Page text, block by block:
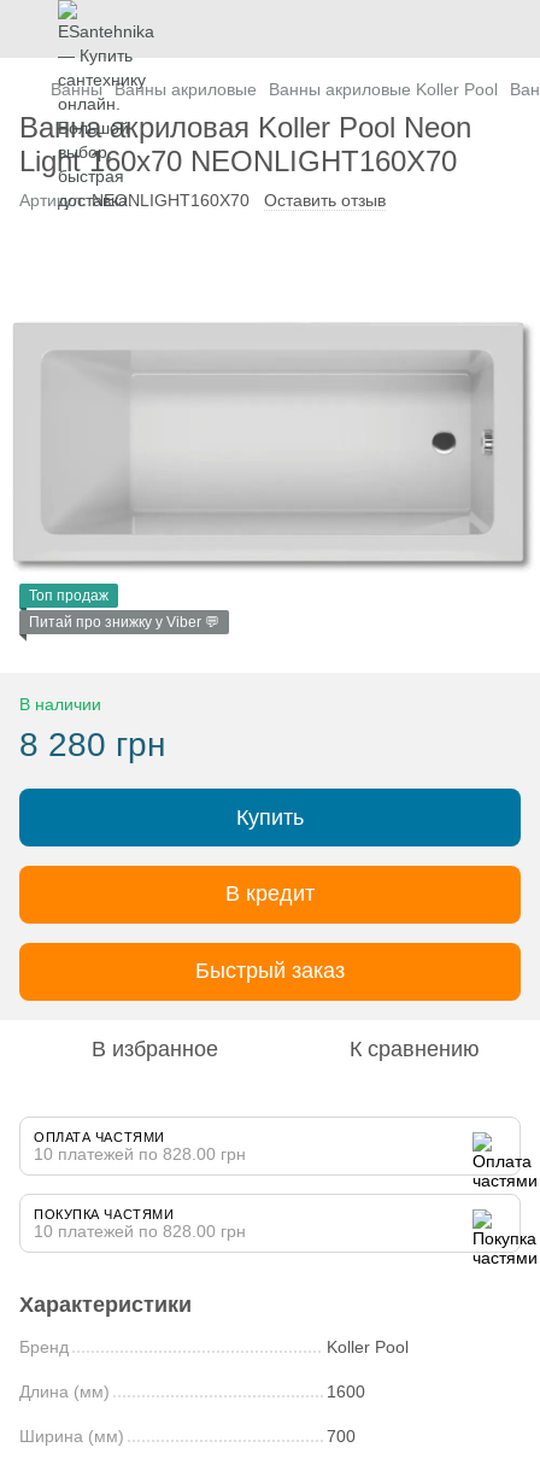
Ванны Ванны акриловые Ванны акриловые Koller Pool
Ванна акриловая Koller Pool Neon
Light 160x70 NEONLIGHT160X70
Артикул:NEONLIGHT160X70 Оставить отзыв
Топ продаж
Питай про знижку у Viber 💬
В наличии
8 280 грн
Купить
В кредит
Быстрый заказ
В избранное К сравнению
ОПЛАТА ЧАСТЯМИ
10 платежей по 828.00 грн
ПОКУПКА ЧАСТЯМИ
10 платежей по 828.00 грн
Характеристики
Бренд Koller Pool
Длина (мм) 1600
Ширина (мм) 700